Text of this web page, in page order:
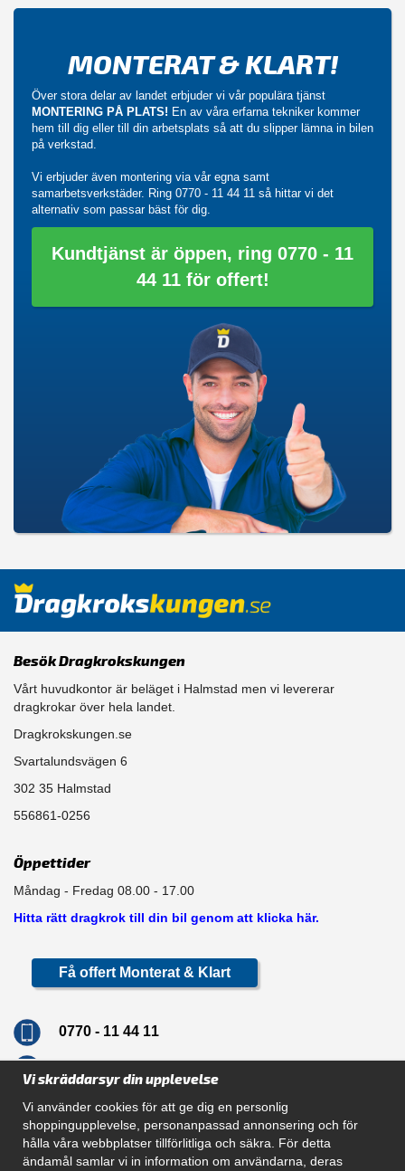
MONTERAT & KLART!
Över stora delar av landet erbjuder vi vår populära tjänst
MONTERING PÅ PLATS! En av våra erfarna tekniker kommer
hem till dig eller till din arbetsplats så att du slipper lämna in bilen
på verkstad.
Vi erbjuder även montering via vår egna samt
samarbetsverkstäder. Ring 0770 - 11 44 11 så hittar vi det
alternativ som passar bäst för dig.
Kundtjänst är öppen, ring 0770 - 11
44 11 för offert!
Besök Dragkrokskungen
Vårt huvudkontor är beläget i Halmstad men vi levererar
dragkrokar över hela landet.
Dragkrokskungen.se
Svartalundsvägen 6
302 35 Halmstad
556861-0256
Öppettider
Måndag - Fredag 08.00 - 17.00
Hitta rätt dragkrok till din bil genom att klicka här.
Få offert Monterat & Klart
0770 - 11 44 11
Navigation
Vi skräddarsyr din upplevelse
Vi använder cookies för att ge dig en personlig
shoppingupplevelse, personanpassad annonsering och för
hålla våra webbplatser tillförlitliga och säkra. För detta
ändamål samlar vi in information om användarna, deras